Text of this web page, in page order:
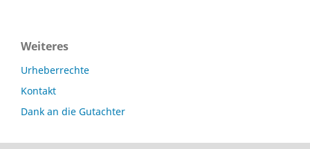
Weiteres
Urheberrechte
Kontakt
Dank an die Gutachter